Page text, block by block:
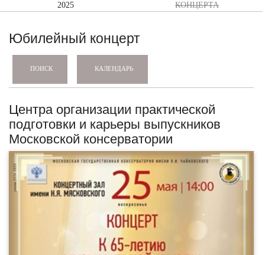
2025 КОНЦЕРТА
Юбилейный концерт
ПОИСК КАЛЕНДАРЬ
Центра организации практической
подготовки и карьеры выпускников
Московской консерватории